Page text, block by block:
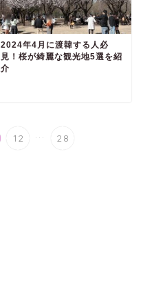
2024年4月に渡韓する人必
見！桜が綺麗な観光地5選を紹
介
12 ... 28